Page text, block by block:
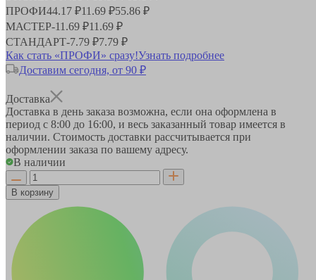
ПРОФИ44.17 ₽11.69 ₽55.86 ₽
МАСТЕР-11.69 ₽11.69 ₽
СТАНДАРТ-7.79 ₽7.79 ₽
Как стать «ПРОФИ» сразу!Узнать подробнее
Доставим сегодня, от 90 ₽
Доставка
Доставка в день заказа возможна, если она оформлена в
период с 8:00 до 16:00, и весь заказанный товар имеется в
наличии. Стоимость доставки рассчитывается при
оформлении заказа по вашему адресу.
В наличии
В корзину